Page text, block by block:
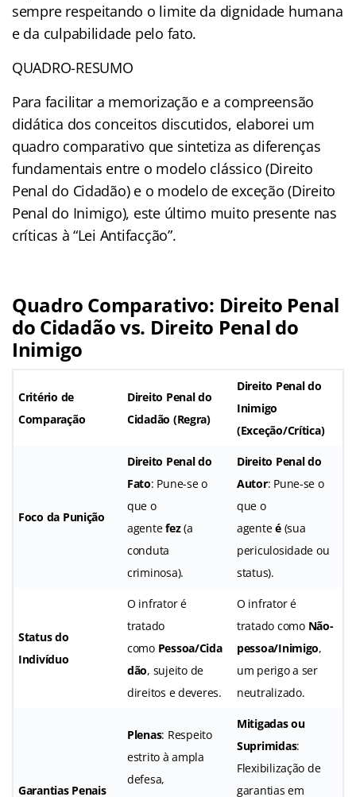
sempre respeitando o limite da dignidade humana
e da culpabilidade pelo fato.
QUADRO-RESUMO
Para facilitar a memorização e a compreensão
didática dos conceitos discutidos, elaborei um
quadro comparativo que sintetiza as diferenças
fundamentais entre o modelo clássico (Direito
Penal do Cidadão) e o modelo de exceção (Direito
Penal do Inimigo), este último muito presente nas
críticas à “Lei Antifacção”.
Quadro Comparativo: Direito Penal
do Cidadão vs. Direito Penal do
Inimigo
Critério de
Comparação
Direito Penal do
Cidadão (Regra)
Direito Penal do
Inimigo
(Exceção/Crítica)
Foco da Punição
Direito Penal do
Fato: Pune-se o
que o
agentefez(a
conduta
criminosa).
Direito Penal do
Autor: Pune-se o
que o
agenteé(sua
periculosidade ou
status).
Status do
Indivíduo
O infrator é
tratado
como Pessoa/Cida
dão, sujeito de
direitos e deveres.
O infrator é
tratado como Não-
pessoa/Inimigo,
um perigo a ser
neutralizado.
Garantias Penais
Plenas: Respeito
estrito à ampla
defesa,
Mitigadas ou
Suprimidas:
Flexibilização de
garantias em